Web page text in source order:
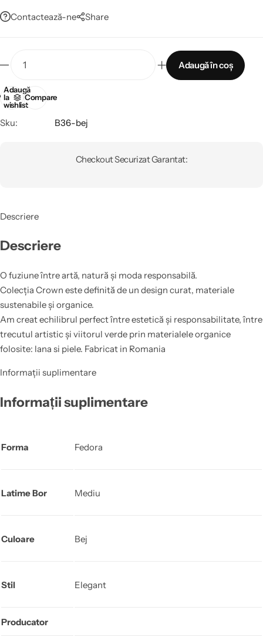
Contactează-ne Share
Adaugă în coș
Adaugă
la
wishlist
Compare
Sku: B36-bej
Checkout Securizat Garantat:
Descriere
Descriere
O fuziune între artă, natură și moda responsabilă.
Colecția Crown este definită de un design curat, materiale
sustenabile și organice.
Am creat echilibrul perfect între estetică și responsabilitate, între
trecutul artistic și viitorul verde prin materialele organice
folosite: lana si piele. Fabricat in Romania
Informații suplimentare
Informații suplimentare
Forma Fedora
Latime Bor Mediu
Culoare Bej
Stil Elegant
Producator